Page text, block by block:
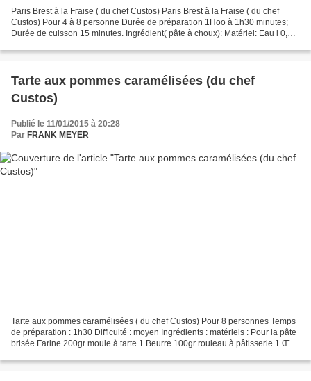
Paris Brest à la Fraise ( du chef Custos) Paris Brest à la Fraise ( du chef
Custos) Pour 4 à 8 personne Durée de préparation 1Hoo à 1h30 minutes;
Durée de cuisson 15 minutes. Ingrédient( pâte à choux): Matériel: Eau l 0,25l
Tarte aux pommes caramélisées (du chef
Custos)
Publié le 11/01/2015 à 20:28
Par FRANK MEYER
Tarte aux pommes caramélisées ( du chef Custos) Pour 8 personnes Temps
de préparation : 1h30 Difficulté : moyen Ingrédients : matériels : Pour la pâte
brisée Farine 200gr moule à tarte 1 Beurre 100gr rouleau à pâtisserie 1 Œuf